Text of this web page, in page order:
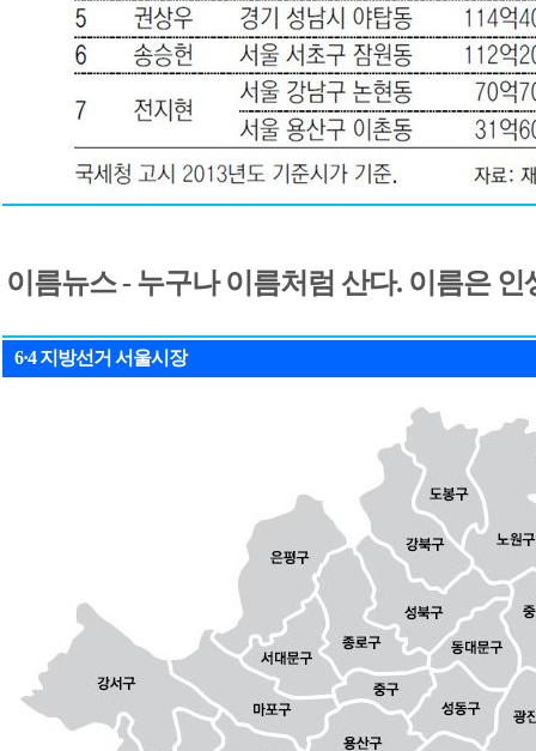
이름뉴스 - 누구나 이름처럼 산다. 이름은 인
6·4 지방선거 서울시장